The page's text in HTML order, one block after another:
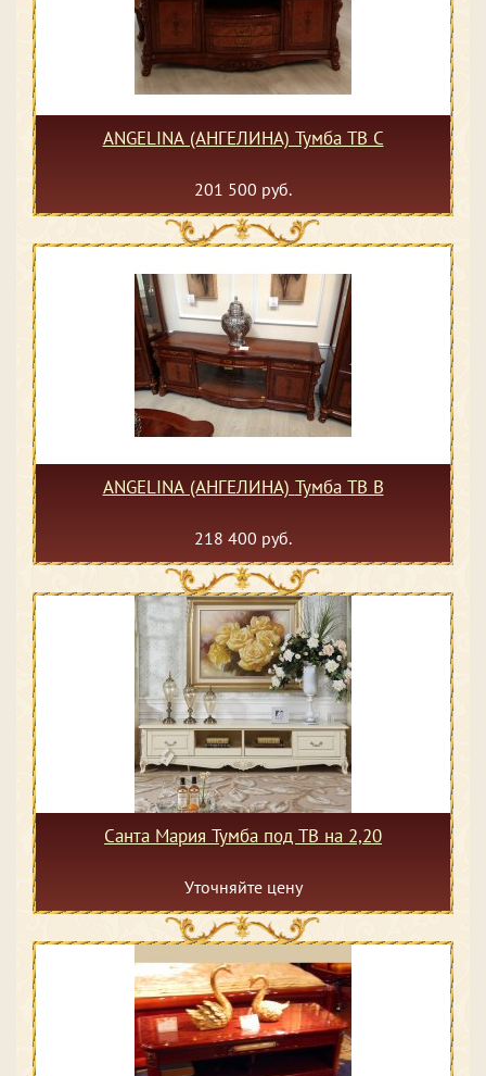
ANGELINA (АНГЕЛИНА) Тумба ТВ C
201 500 руб.
ANGELINA (АНГЕЛИНА) Тумба ТВ B
218 400 руб.
Санта Мария Тумба под ТВ на 2,20
Уточняйте цену